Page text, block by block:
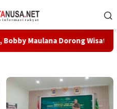
Maulana Dorong Wisata